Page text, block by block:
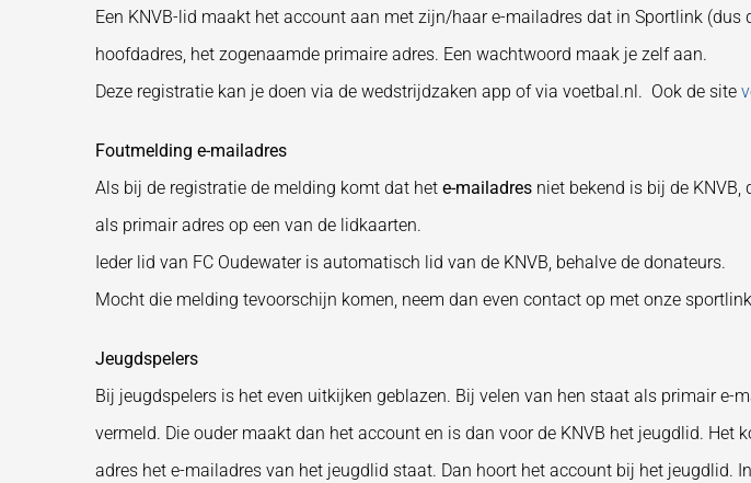
Een KNVB-lid maakt het account aan met zijn/haar e-mailadres dat in Sportlink
hoofdadres, het zogenaamde primaire adres. Een wachtwoord maak je zelf aan.
Deze registratie kan je doen via de wedstrijdzaken app of via voetbal.nl. Ook de site
Foutmelding e-mailadres
Als bij de registratie de melding komt dat het e-mailadresniet bekend is bij de KNVB,
als primair adres op een van de lidkaarten.
Ieder lid van FC Oudewater is automatisch lid van de KNVB, behalve de donateurs.
Mocht die melding tevoorschijn komen, neem dan even contact op met onze
Jeugdspelers
Bij jeugdspelers is het even uitkijken geblazen. Bij velen van hen staat als primair e-
vermeld. Die ouder maakt dan het account en is dan voor de KNVB het jeugdlid. Het
adres het e-mailadres van het jeugdlid staat. Dan hoort het account bij het jeugdlid.